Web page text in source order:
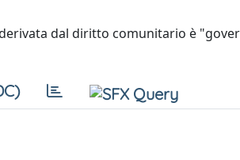
dal diritto comunitario è